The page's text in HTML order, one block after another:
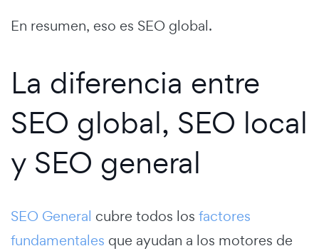
En resumen, eso es SEO global.
La diferencia entre
SEO global, SEO local
y SEO general
SEO General cubre todos los factores
fundamentales que ayudan a los motores de